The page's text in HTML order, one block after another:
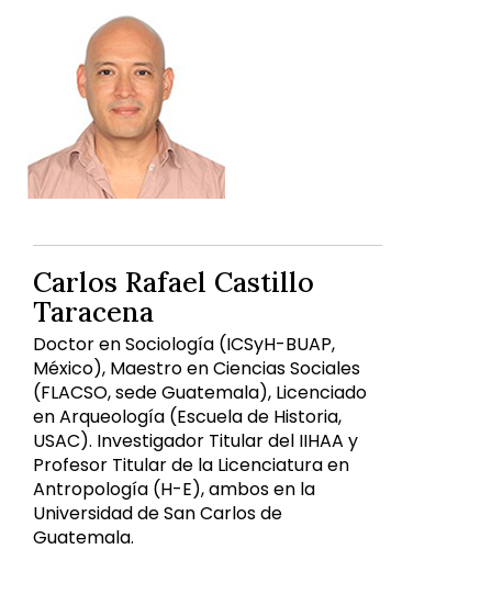
Carlos Rafael Castillo
Taracena
Doctor en Sociología (ICSyH-BUAP,
México), Maestro en Ciencias Sociales
(FLACSO, sede Guatemala), Licenciado
en Arqueología (Escuela de Historia,
USAC). Investigador Titular del IIHAA y
Profesor Titular de la Licenciatura en
Antropología (H-E), ambos en la
Universidad de San Carlos de
Guatemala.